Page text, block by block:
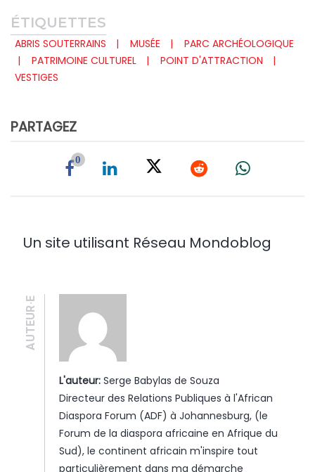
ÉTIQUETTES
ABRIS SOUTERRAINS MUSÉE
PARC ARCHÉOLOGIQUE
PATRIMOINE CULTUREL
POINT D'ATTRACTION
VESTIGES
PARTAGEZ
0
Un site utilisant Réseau Mondoblog
AUTEUR·E
L'auteur: Serge Babylas de Souza
Directeur des Relations Publiques à l'African
Diaspora Forum (ADF) à Johannesburg, (le
Forum de la diaspora africaine en Afrique du
Sud), le continent africain m'inspire tout
particulièrement dans ma démarche